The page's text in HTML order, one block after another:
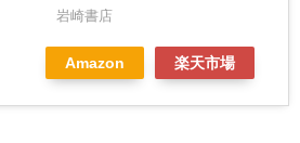
岩崎書店
Amazon 楽天市場